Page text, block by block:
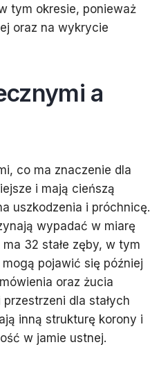
tym okresie, ponieważ
oraz na wykrycie
a
co ma znaczenie dla
i mają cieńszą
uszkodzenia i próchnicę.
wypadać w miarę
32 stałe zęby, w tym
pojawić się później
oraz żucia
dla stałych
inną strukturę korony i
w jamie ustnej.